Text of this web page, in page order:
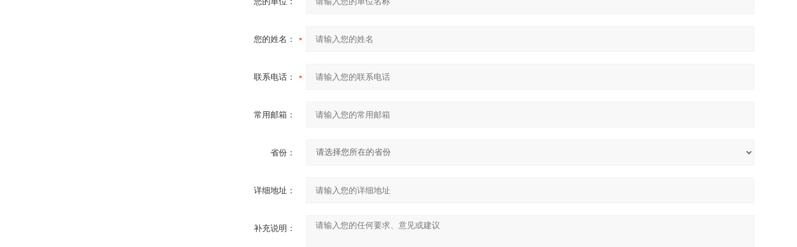
您的姓名：
联系电话：
常用邮箱：
省份：
详细地址：
补充说明：